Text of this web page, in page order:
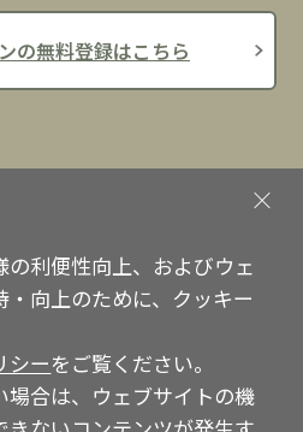
の無料登録はこちら
担当者様へ
Co.,Ltd. All Rights Reserved.
利便性向上、およびウェ
向上のために、クッキー
シーをご覧ください。
場合は、ウェブサイトの機